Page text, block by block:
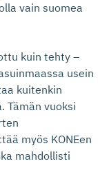
vain suomea
kuin tehty –
usein
kuitenkin
Tämän vuoksi
myös KONEen
mahdollisti